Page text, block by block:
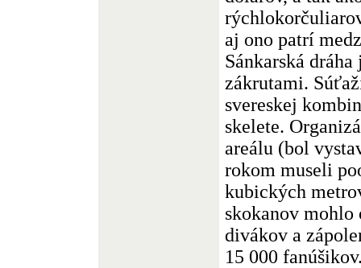
aj ono patrí
Sánkarská
zákrutami.
svereskej
skelete.
areálu (bol
rokom museli
kubických
skokanov
divákov a
15 000